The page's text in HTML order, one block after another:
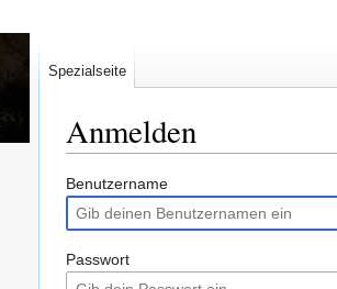
Anmelden
Zur
Navigation
springen
Zur
Suche
springen
Benutzername
Passwort
Spezialseite